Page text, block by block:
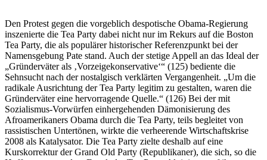
Den Protest gegen die vorgeblich despotische Obama-Regierung
inszenierte die Tea Party dabei nicht nur im Rekurs auf die Boston
Tea Party, die als populärer historischer Referenzpunkt bei der
Namensgebung Pate stand. Auch der stetige Appell an das Ideal der
„Gründerväter als ‚Vorzeigekonservative‘“ (125) bediente die
Sehnsucht nach der nostalgisch verklärten Vergangenheit. „Um die
radikale Ausrichtung der Tea Party legitim zu gestalten, waren die
Gründerväter eine hervorragende Quelle.“ (126) Bei der mit
Sozialismus-Vorwürfen einhergehenden Dämonisierung des
Afroamerikaners Obama durch die Tea Party, teils begleitet von
rassistischen Untertönen, wirkte die verheerende Wirtschaftskrise
2008 als Katalysator. Die Tea Party zielte deshalb auf eine
Kurskorrektur der Grand Old Party (Republikaner), die sich, so die